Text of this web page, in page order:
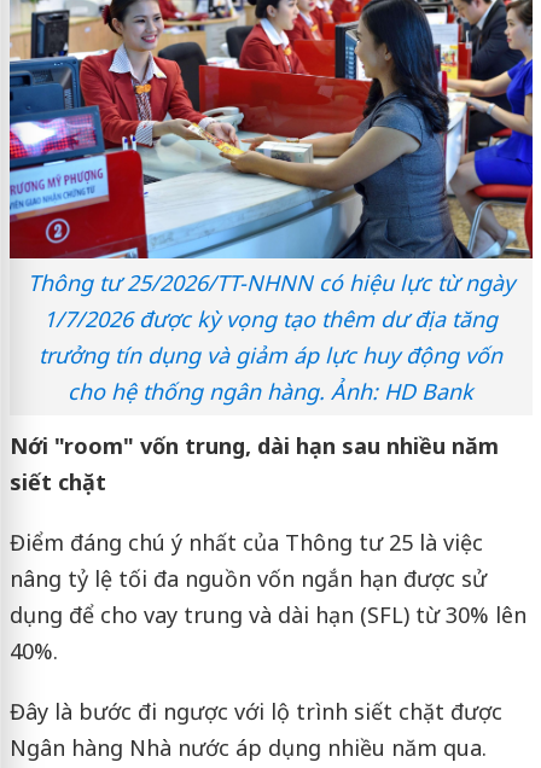
Thông tư 25/2026/TT-NHNN có hiệu lực từ ngày
1/7/2026 được kỳ vọng tạo thêm dư địa tăng
trưởng tín dụng và giảm áp lực huy động vốn
cho hệ thống ngân hàng. Ảnh: HD Bank
Nới "room" vốn trung, dài hạn sau nhiều năm
siết chặt
Điểm đáng chú ý nhất của Thông tư 25 là việc
nâng tỷ lệ tối đa nguồn vốn ngắn hạn được sử
dụng để cho vay trung và dài hạn (SFL) từ 30% lên
40%.
Đây là bước đi ngược với lộ trình siết chặt được
Ngân hàng Nhà nước áp dụng nhiều năm qua.